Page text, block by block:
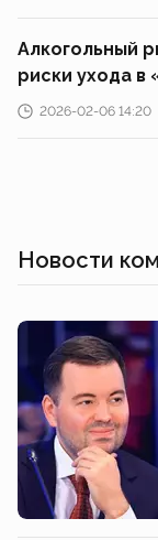
Алкогольный
риски ухода в
2026-02-06 14:20
Новости